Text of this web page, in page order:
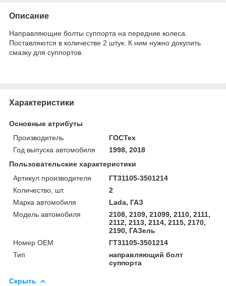
Описание
Направляющие болты суппорта на передние колеса.
Поставляются в количестве 2 штук. К ним нужно докупить
смазку для суппортов.
Характеристики
Основные атрибуты
Производитель
ГОСТех
Год выпуска автомобиля
1998, 2018
Пользовательские характеристики
Артикул производителя
ГТ31105-3501214
Количество, шт.
2
Марка автомобиля
Lada, ГАЗ
Модель автомобиля
2108, 2109, 21099, 2110, 2111,
2112, 2113, 2114, 2115, 2170,
2190, ГАЗель
Номер OEM
ГТ31105-3501214
Тип
направляющий болт
суппорта
Скрыть